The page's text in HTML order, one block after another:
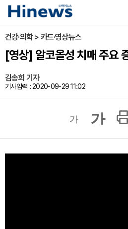
건강·의학 > 카드·영상뉴스
[영상] 알코올성 치매 주요
김송희 기자
기사입력 : 2020-09-29 11:02
가 가